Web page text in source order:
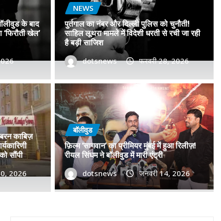
नंबरों का जाल, बॉलीवुड के बाद
पर! मुंबई जैसा ‘फिरौती खेल’
0
के बाद
खेल’
NEWS
पुर्तगाल का नंबर और दिल्ली पुलिस को चुनौती!
साहिल लूथरा मामले में विदेशी धरती से रची जा रही
है बड़ी साजिश
dotsnews फरवरी 28, 2026
काबिज़
सौंपी
2026
बॉलीवुड
फ़िल्म ‘सागवान’ का प्रीमियर मुंबई में हुआ रिलीज़!
रीयल सिंघम ने बॉलीवुड में मारी एंट्री
dotsnews जनवरी 14, 2026